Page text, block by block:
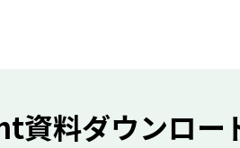
資料ダウンロー